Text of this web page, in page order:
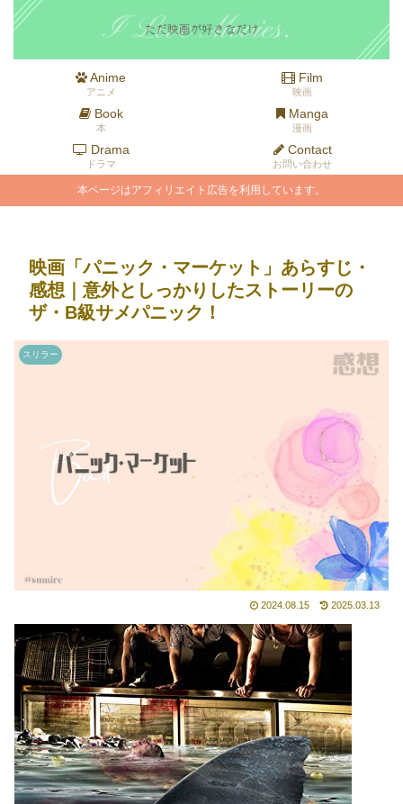
Anime
アニメ
Film
映画
Book
本
Manga
漫画
Drama
ドラマ
Contact
お問い合わせ
本ページはアフィリエイト広告を利用しています。
映画「パニック・マーケット」あらすじ・
感想｜意外としっかりしたストーリーの
ザ・B級サメパニック！
スリラー
2024.08.15 2025.03.13